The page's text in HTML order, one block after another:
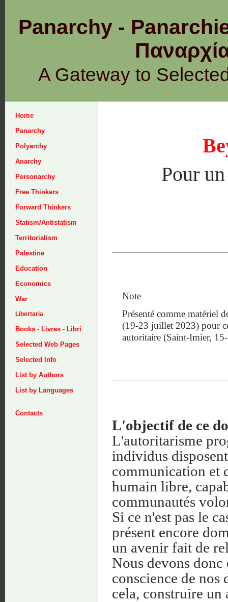
Panarchy -
A Gateway to
Home
Panarchy
Polyarchy
Anarchy
Personarchy
Free Thinkers
Forward Thinkers
Statism/Antistatism
Territorialism
Palestine
Education
Economics
War
Libertaria
Books - Livres - Libri
Selected Web Pages
Selected Info
List by Authors
List by Languages
Contacts
Pour
Note
Présenté comme matériel
(19-23 juillet 2023) pour
autoritaire (Saint-Imier,
L'objectif de ce
L'autoritarisme
individus
communication et
humain libre,
communautés
Si ce n'est pas le
présent encore
un avenir fait de
Nous devons donc
conscience de nos
cela, construire